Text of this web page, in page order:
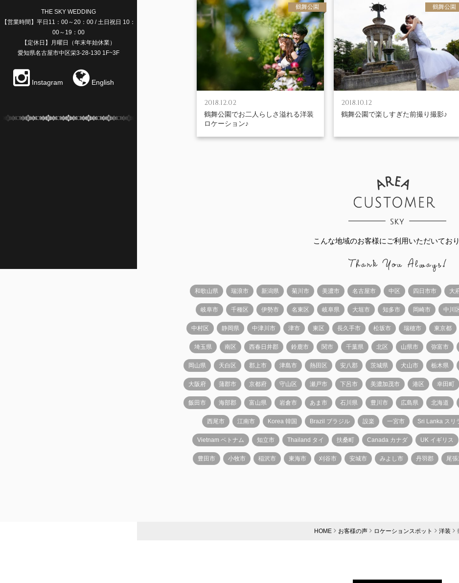
THE SKY WEDDING
【営業時間】平日11：00～20：00 / 土日祝日 10：
00～19：00
【定休日】月曜日（年末年始休業）
愛知県名古屋市中区栄3-28-130 1F~3F
Instagram English
2018.12.02
鶴舞公園でお二人らしさ溢れる洋装
ロケーション♪
鶴舞公園
2018.10.12
鶴舞公園で楽しすぎた前撮り撮影♪
鶴舞公園
こんな地域のお客様にご利用いただいてお
和歌山県 瑞浪市 新潟県 菊川市 美濃市 名古屋市 中区 四日市市 大
岐阜市 千種区 伊勢市 名東区 岐阜県 大垣市 知多市 岡崎市 中川
中村区 静岡県 中津川市 津市 東区 長久手市 松坂市 瑞穂市 東京都
埼玉県 南区 西春日井郡 鈴鹿市 関市 千葉県 北区 山県市 弥富市
岡山県 天白区 郡上市 津島市 熱田区 安八郡 茨城県 犬山市 栃木県
大阪府 蒲郡市 京都府 守山区 瀬戸市 下呂市 美濃加茂市 港区 幸田町
飯田市 海部郡 富山県 岩倉市 あま市 石川県 豊川市 広島県 北海道
西尾市 江南市 Korea 韓国 Brazil ブラジル 設楽 一宮市 Sri Lanka スリ
Vietnam ベトナム 知立市 Thailand タイ 扶桑町 Canada カナダ UK イギリス
豊田市 小牧市 稲沢市 東海市 刈谷市 安城市 みよし市 丹羽郡 尾
HOME お客様の声 ロケーションスポット 洋装